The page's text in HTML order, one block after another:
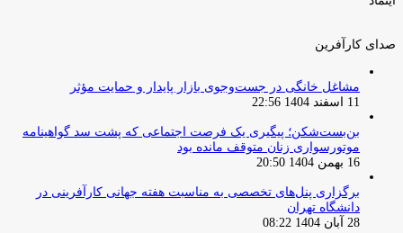
صدای کارآفرین
مشاغل خانگی در جست‌وجوی بازار پایدار و حمایت مؤثر
11 اسفند 1404 22:56
بن‌بست‌شکن؛ پیگیری یک فرصت اجتماعی که پشت سد گواهینامه
موتورسواری زنان متوقف مانده بود
16 بهمن 1404 20:50
برگزاری پنل‌های تخصصی به مناسبت هفته جهانی کارآفرینی در
دانشگاه تهران
28 آبان 1404 08:22